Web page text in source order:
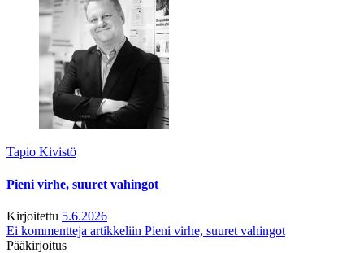
Tapio Kivistö
Pieni virhe, suuret vahingot
Kirjoitettu 5.6.2026
Ei kommentteja artikkeliin Pieni virhe, suuret vahingot
Pääkirjoitus